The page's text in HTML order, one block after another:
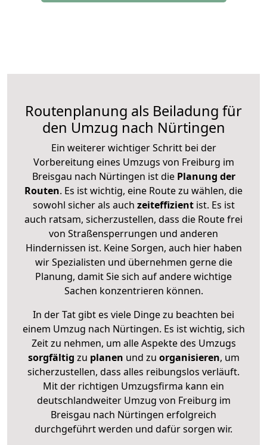
Routenplanung als Beiladung für
den Umzug nach Nürtingen
Ein weiterer wichtiger Schritt bei der
Vorbereitung eines Umzugs von Freiburg im
Breisgau nach Nürtingen ist diePlanung der
Routen. Es ist wichtig, eine Route zu wählen, die
sowohl sicher als auch zeiteffizientist. Es ist
auch ratsam, sicherzustellen, dass die Route frei
von Straßensperrungen und anderen
Hindernissen ist. Keine Sorgen, auch hier haben
wir Spezialisten und übernehmen gerne die
Planung, damit Sie sich auf andere wichtige
Sachen konzentrieren können.
In der Tat gibt es viele Dinge zu beachten bei
einem Umzug nach Nürtingen. Es ist wichtig, sich
Zeit zu nehmen, um alle Aspekte des Umzugs
sorgfältig zu planen und zu organisieren, um
sicherzustellen, dass alles reibungslos verläuft.
Mit der richtigen Umzugsfirma kann ein
deutschlandweiter Umzug von Freiburg im
Breisgau nach Nürtingen erfolgreich
durchgeführt werden und dafür sorgen wir.